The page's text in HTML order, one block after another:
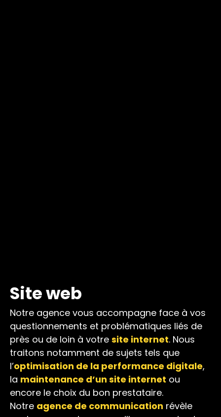
Site web
Notre agence vous accompagne face à vos
questionnements et problématiques liés de
près ou de loin à votre site internet. Nous
traitons notamment de sujets tels que
l’optimisation de la performance digitale,
la maintenance d’un site internet ou
encore le choix du bon prestataire.
Notre agence de communication révèle